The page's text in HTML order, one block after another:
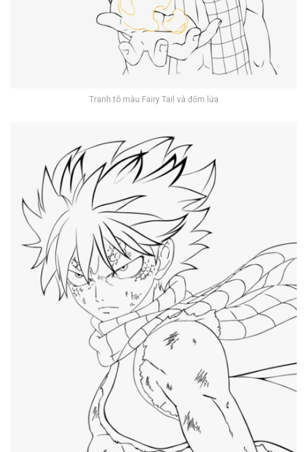
Tranh tô màu Fairy Tail và đốm lửa